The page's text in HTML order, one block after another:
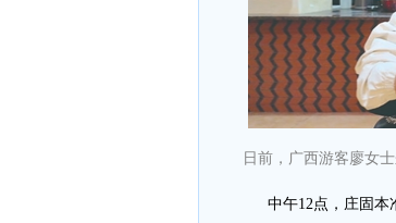
日前，广西游客廖女
中午12点，庄固本准